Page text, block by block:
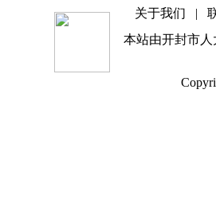
关于我们 |
本站由开封市